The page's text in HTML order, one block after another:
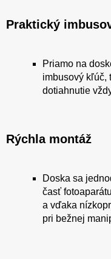
Praktický
Priamo na
imbusový kľúč,
dotiahnutie
Rýchla montáž
Doska sa
časť
a vďaka
pri bežnej